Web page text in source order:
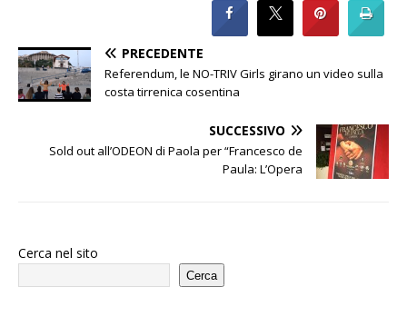
PRECEDENTE
Referendum, le NO-TRIV Girls girano un video sulla
costa tirrenica cosentina
SUCCESSIVO
Sold out all’ODEON di Paola per “Francesco de
Paula: L’Opera
Cerca nel sito
Cerca